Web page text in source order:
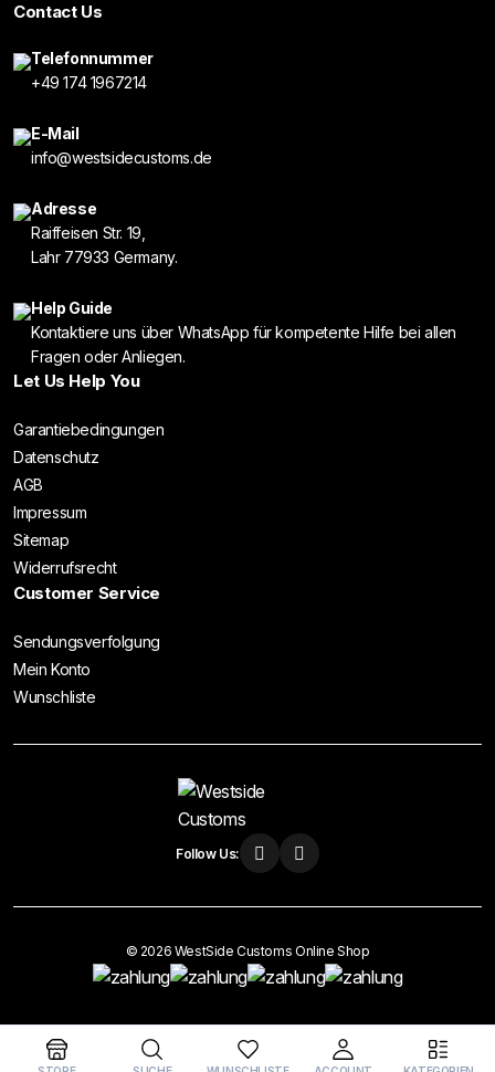
Contact Us
Telefonnummer
+49 174 1967214
E-Mail
info@westsidecustoms.de
Adresse
Raiffeisen Str. 19,
Lahr 77933 Germany.
Help Guide
Kontaktiere uns über WhatsApp für kompetente Hilfe bei allen
Fragen oder Anliegen.
Let Us Help You
Garantiebedingungen
Datenschutz
AGB
Impressum
Sitemap
Widerrufsrecht
Customer Service
Sendungsverfolgung
Mein Konto
Wunschliste
Follow Us:
© 2026 WestSide Customs Online Shop
Vertrag widerrufen